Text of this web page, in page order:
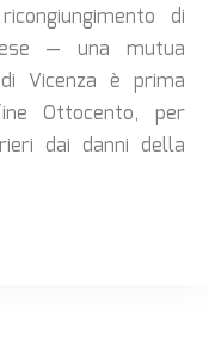
di
— una mutua
Vicenza è prima
Ottocento, per
dai danni della